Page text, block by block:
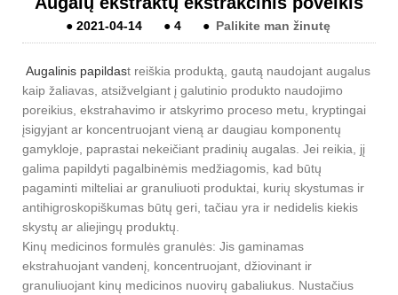
● 2021-04-14 ● 4 ● Palikite man žinutę
Augalinis papildast reiškia produktą, gautą naudojant augalus
kaip žaliavas, atsižvelgiant į galutinio produkto naudojimo
poreikius, ekstrahavimo ir atskyrimo proceso metu, kryptingai
įsigyjant ar koncentruojant vieną ar daugiau komponentų
gamykloje, paprastai nekeičiant pradinių augalas. Jei reikia, jį
galima papildyti pagalbinėmis medžiagomis, kad būtų
pagaminti milteliai ar granuliuoti produktai, kurių skystumas ir
antihigroskopiškumas būtų geri, tačiau yra ir nedidelis kiekis
skystų ar aliejingų produktų.
Kinų medicinos formulės granulės: Jis gaminamas
ekstrahuojant vandenį, koncentruojant, džiovinant ir
granuliuojant kinų medicinos nuovirų gabaliukus. Nustačius